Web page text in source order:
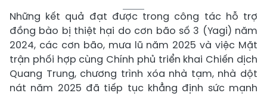
Những kết quả đạt được trong công tác hỗ trợ
đồng bào bị thiệt hại do cơn bão số 3 (Yagi) năm
2024, các cơn bão, mưa lũ năm 2025 và việc Mặt
trận phối hợp cùng Chính phủ triển khai Chiến dịch
Quang Trung, chương trình xóa nhà tạm, nhà dột
nát năm 2025 đã tiếp tục khẳng định sức mạnh